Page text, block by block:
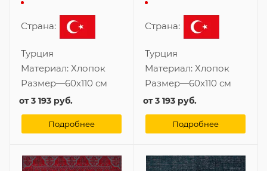
Страна:
Турция
Материал: Хлопок
Размер—60x110 см
от3 193 руб.
Подробнее
Страна:
Турция
Материал: Хлопок
Размер—60x110 см
от3 193 руб.
Подробнее